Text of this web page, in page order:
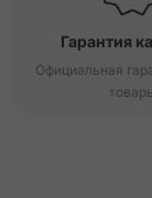
Гарантия
Официальная